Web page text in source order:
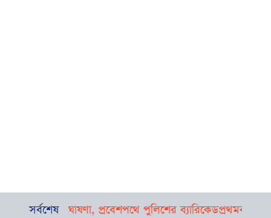
সর্বশেষ
ওঠার ঘোষণা, প্রবেশপথে পুলিশের ব্যারিকেডপ্রথমবার